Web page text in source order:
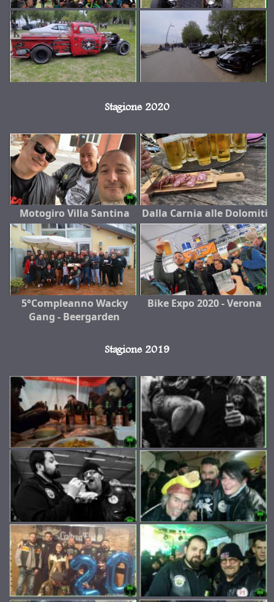
Stagione 2020
Motogiro Villa Santina Dalla Carnia alle Dolomiti
5°Compleanno Wacky
Gang - Beergarden
Bike Expo 2020 - Verona
Stagione 2019